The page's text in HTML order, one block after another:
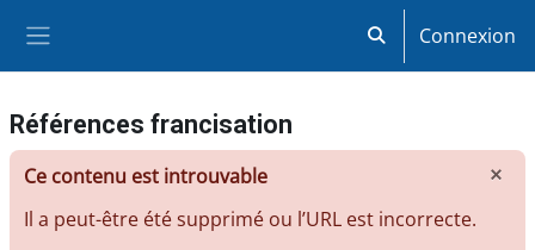
Activer/désactiver
Connexion
Références francisation
Ce contenu est introuvable
Il a peut-être été supprimé ou l’URL est incorrecte.
×